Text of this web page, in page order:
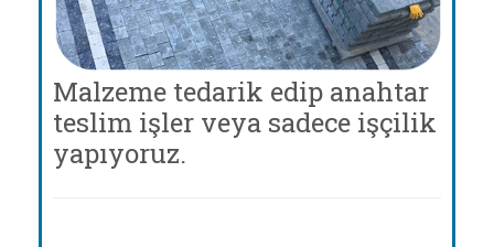
Malzeme tedarik edip anahtar
teslim işler veya sadece işçilik
yapıyoruz.